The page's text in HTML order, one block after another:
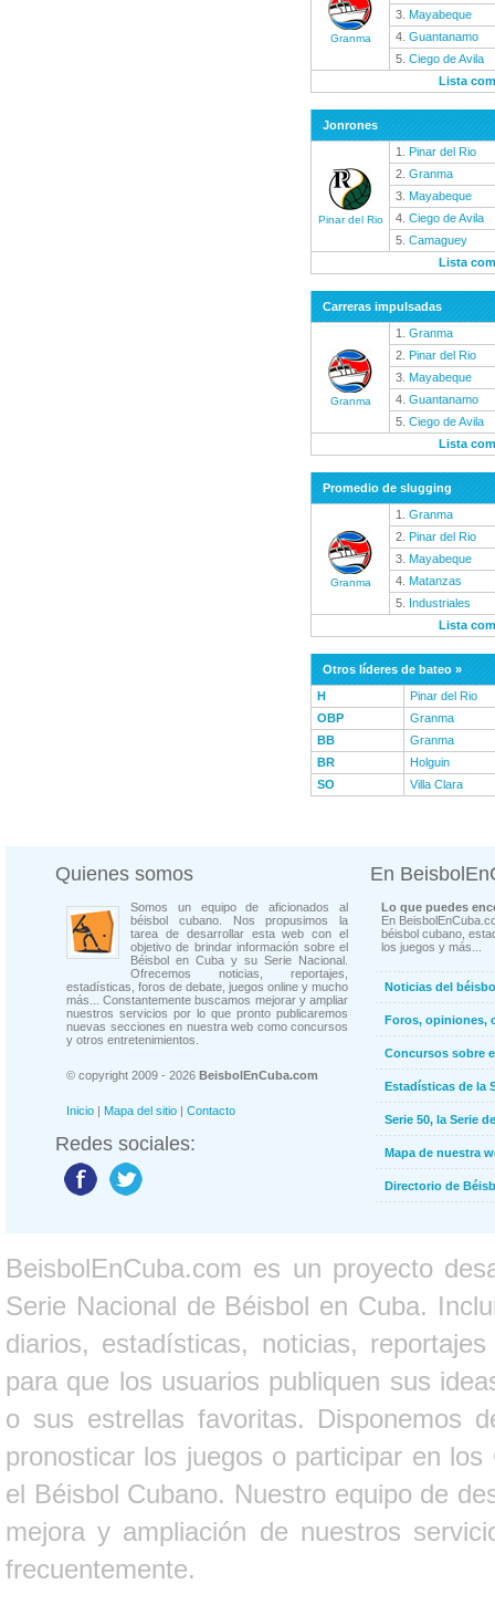
Granma
3. Mayabeque
4. Guantanamo
5. Ciego de Avila
Lista
Jonrones
Pinar del Rio
1. Pinar del Rio
2. Granma
3. Mayabeque
4. Ciego de Avila
5. Camaguey
Lista
Carreras impulsadas
Granma
1. Granma
2. Pinar del Rio
3. Mayabeque
4. Guantanamo
5. Ciego de Avila
Lista
Promedio de slugging
Granma
1. Granma
2. Pinar del Rio
3. Mayabeque
4. Matanzas
5. Industriales
Lista
Otros líderes de bateo »
H
Pinar del Rio
OBP
Granma
BB
Granma
BR
Holguin
SO
Villa Clara
Quienes somos
Somos un equipo de aficionados al
béisbol cubano. Nos propusimos la
tarea de desarrollar esta web con el
objetivo de brindar información sobre el
Béisbol en Cuba y su Serie Nacional.
Ofrecemos noticias, reportajes,
estadísticas, foros de debate, juegos online y mucho
más... Constantemente buscamos mejorar y ampliar
nuestros servicios por lo que pronto publicaremos
nuevas secciones en nuestra web como concursos
y otros entretenimientos.
© copyright 2009 - 2026 BeisbolEnCuba.com
Inicio | Mapa del sitio | Contacto
Redes sociales:
En
Lo que puedes
En
béisbol cubano,
los juegos y más...
Noticias del
Foros, opiniones,
Concursos sobre
Estadísticas de la
Serie 50, la Serie
Mapa de nuestra
Directorio de
BeisbolEnCuba.com es un proyecto
Serie Nacional de Béisbol en Cuba.
diarios, estadísticas, noticias,
para que los usuarios publiquen sus
o sus estrellas favoritas. Disponemos
pronosticar los juegos o participar en
el Béisbol Cubano. Nuestro equipo de
mejora y ampliación de nuestros
frecuentemente.